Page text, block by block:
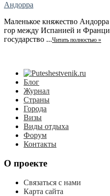
Андорра
Маленькое княжество
гор между Испанией и
государство ...Читать полностью »
Блог
Журнал
Страны
Города
Визы
Виды отдыха
Форум
Контакты
О проекте
Связаться с нами
Карта сайта